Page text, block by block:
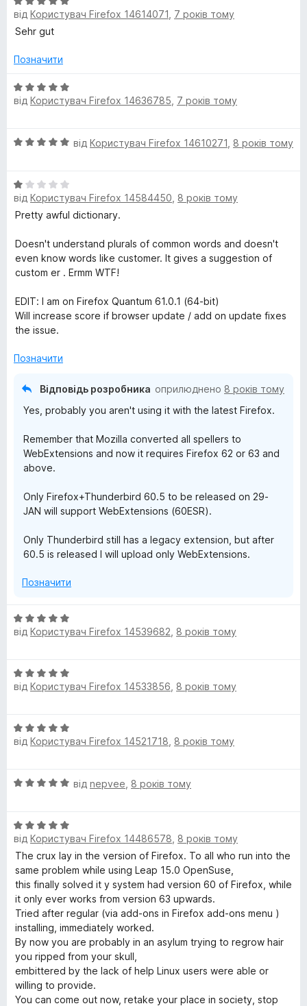
h
E
n
g
i
s
h
D
i
c
t
i
o
n
a
r
y
(
a
r
c
o
P
i
n
t
o
)
5
к
а
4
5
ц
к
5
з
від Користувач Firefox 14614071 7 років тому
Sehr gut
Позначити
О
ц
к
з
5
від Користувач Firefox 14636785 7 років тому
О
н
к
а
з
5
від Користувач Firefox 14610271 8 років тому
О
ц
к
а
1
5
від Користувач Firefox 14584450 8 років тому
Pretty awful dictionary.
Doesn't understand plurals of common words and doesn't
even know words like customer. It gives a suggestion of
custom er . Ermm WTF!
EDIT: I am on Firefox Quantum 61.0.1 (64-bit)
Will increase score if browser update / add on update fixes
the issue.
Позначити
Відповідь розробника оприлюднено 8 років тому
Yes, probably you aren't using it with the latest Firefox.
Remember that Mozilla converted all spellers to
WebExtensions and now it requires Firefox 62 or 63 and
above.
Only Firefox+Thunderbird 60.5 to be released on 29-
JAN will support WebExtensions (60ESR).
Only Thunderbird still has a legacy extension, but after
60.5 is released I will upload only WebExtensions.
Позначити
О
ц
к
а
5
від Користувач Firefox 14539682 8 років тому
О
ц
к
а
5
від Користувач Firefox 14533856 8 років тому
О
ц
к
з
5
від Користувач Firefox 14521718 8 років тому
О
н
к
а
5
з
5
від nepvee 8 років тому
О
ц
н
к
а
5
з
5
від Користувач Firefox 14486578 8 років тому
The crux lay in the version of Firefox. To all who run into the
same problem while using Leap 15.0 OpenSuse,
this finally solved it y system had version 60 of Firefox, while
it only ever works from version 63 upwards.
Tried after regular (via add-ons in Firefox add-ons menu )
installing, immediately worked.
By now you are probably in an asylum trying to regrow hair
you ripped from your skull,
embittered by the lack of help Linux users were able or
willing to provide.
You can come out now, retake your place in society, stop